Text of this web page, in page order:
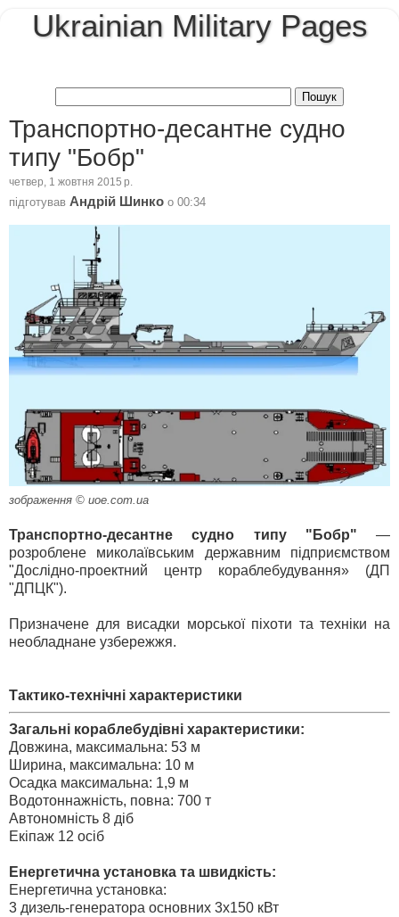
Ukrainian Military Pages
Транспортно-десантне судно
типу "Бобр"
четвер, 1 жовтня 2015 р.
підготував Андрій Шинко о 00:34
зображення © uoe.com.ua
Транспортно-десантне судно типу "Бобр" —
розроблене миколаївським державним підприємством
"Дослідно-проектний центр кораблебудування» (ДП
"ДПЦК").
Призначене для висадки морської піхоти та техніки на
необладнане узбережжя.
Тактико-технічні характеристики
Загальні кораблебудівні характеристики:
Довжина, максимальна: 53 м
Ширина, максимальна: 10 м
Осадка максимальна: 1,9 м
Водотоннажність, повна: 700 т
Автономність 8 діб
Екіпаж 12 осіб
Енергетична установка та швидкість:
Енергетична установка:
3 дизель-генератора основних 3х150 кВт